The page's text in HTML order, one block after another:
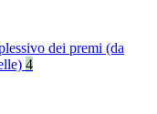
dei premi (da
4